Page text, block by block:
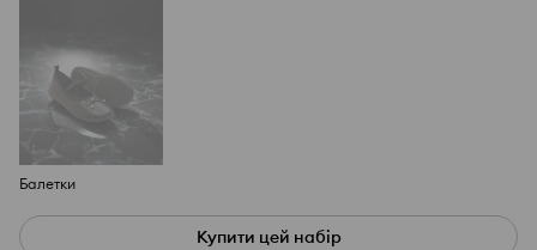
Балетки
Купити цей набір